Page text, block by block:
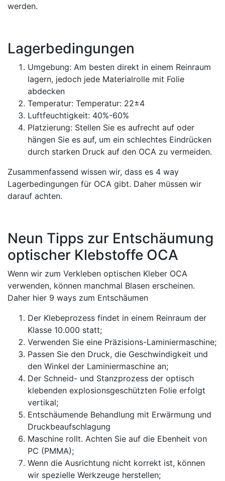
werden.
Lagerbedingungen
Umgebung: Am besten direkt in einem Reinraum
lagern, jedoch jede Materialrolle mit Folie
abdecken
Temperatur: Temperatur: 22±4
Luftfeuchtigkeit: 40%-60%
Platzierung: Stellen Sie es aufrecht auf oder
hängen Sie es auf, um ein schlechtes Eindrücken
durch starken Druck auf den OCA zu vermeiden.
Zusammenfassend wissen wir, dass es 4 way
Lagerbedingungen für OCA gibt. Daher müssen wir
darauf achten.
Neun Tipps zur Entschäumung
optischer Klebstoffe OCA
Wenn wir zum Verkleben optischen Kleber OCA
verwenden, können manchmal Blasen erscheinen.
Daher hier 9 ways zum Entschäumen
Der Klebeprozess findet in einem Reinraum der
Klasse 10.000 statt;
Verwenden Sie eine Präzisions-Laminiermaschine;
Passen Sie den Druck, die Geschwindigkeit und
den Winkel der Laminiermaschine an;
Der Schneid- und Stanzprozess der optisch
klebenden explosionsgeschützten Folie erfolgt
vertikal;
Entschäumende Behandlung mit Erwärmung und
Druckbeaufschlagung
Maschine rollt. Achten Sie auf die Ebenheit von
PC (PMMA);
Wenn die Ausrichtung nicht korrekt ist, können
wir spezielle Werkzeuge herstellen;